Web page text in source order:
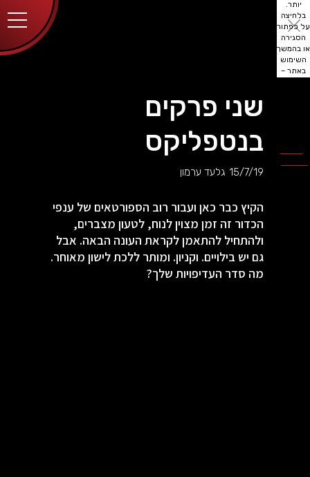
יותר.
בלחיצה
על כפתור
הסגירה
או בהמשך
השימוש
באתר –
שני פרקים
בנטפליקס
15/7/19 גלעד ערמון
הקיץ כבר כאן ועבור רוב הספורטאים של ענפי
הכדור זה זמן מצוין לנוח, לטעון מצברים,
ולהתחיל להתאמן לקראת העונה הבאה. אבל
גם יש בילויים. וקניון. ומותר ללכת לישון מאוחר.
מה סדר העדיפויות שלך?